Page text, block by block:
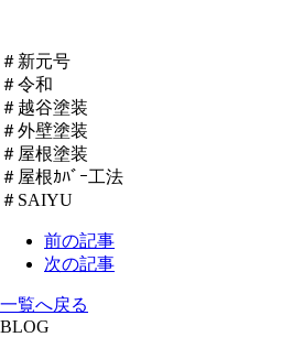
＃新元号
＃令和
＃越谷塗装
＃外壁塗装
＃屋根塗装
＃屋根ｶﾊﾞｰ工法
＃SAIYU
前の記事
次の記事
一覧へ戻る
BLOG